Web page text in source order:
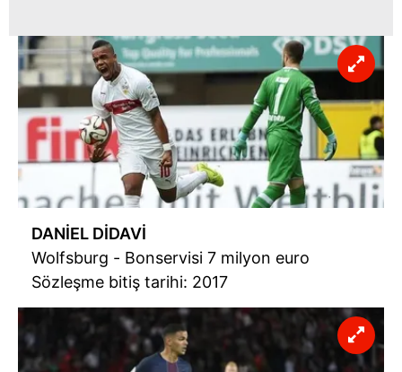
DANİEL DİDAVİ
Wolfsburg - Bonservisi 7 milyon euro
Sözleşme bitiş tarihi: 2017